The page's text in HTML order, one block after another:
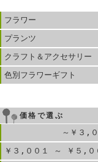
フラワー
プランツ
クラフト＆アクセサリー
色別フラワーギフト
価格で選ぶ
～￥３,００
￥３,００１ ～ ￥５,０